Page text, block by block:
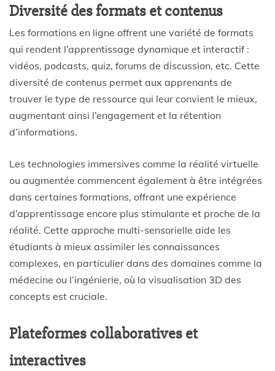
Diversité des formats et contenus
Les formations en ligne offrent une variété de formats
qui rendent l’apprentissage dynamique et interactif :
vidéos, podcasts, quiz, forums de discussion, etc. Cette
diversité de contenus permet aux apprenants de
trouver le type de ressource qui leur convient le mieux,
augmentant ainsi l’engagement et la rétention
d’informations.
Les technologies immersives comme la réalité virtuelle
ou augmentée commencent également à être intégrées
dans certaines formations, offrant une expérience
d’apprentissage encore plus stimulante et proche de la
réalité. Cette approche multi-sensorielle aide les
étudiants à mieux assimiler les connaissances
complexes, en particulier dans des domaines comme la
médecine ou l’ingénierie, où la visualisation 3D des
concepts est cruciale.
Plateformes collaboratives et
interactives